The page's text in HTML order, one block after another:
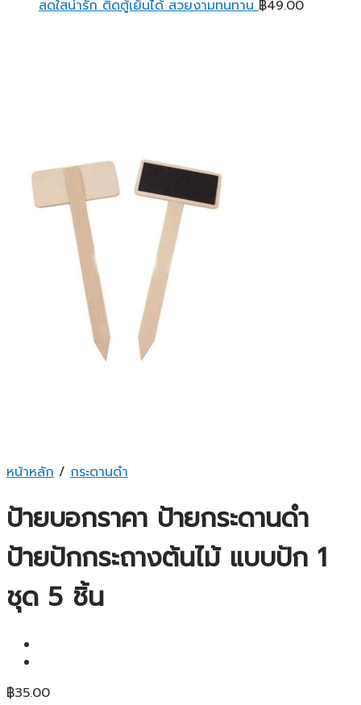
สดใสน่ารัก ติดตู้เย็นได้ สวยงามทนทาน ฿49.00
หน้าหลัก / กระดานดำ
ป้ายบอกราคา ป้ายกระดานดำ
ป้ายปักกระถางต้นไม้ แบบปัก 1
ชุด 5 ชิ้น
฿35.00